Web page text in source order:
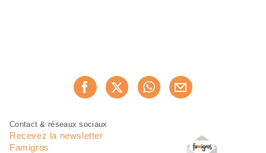
Recommander maintenant
Pied
page
Navigation
pied
Contact & réseaux sociaux
Recevez la newsletter
Famigros